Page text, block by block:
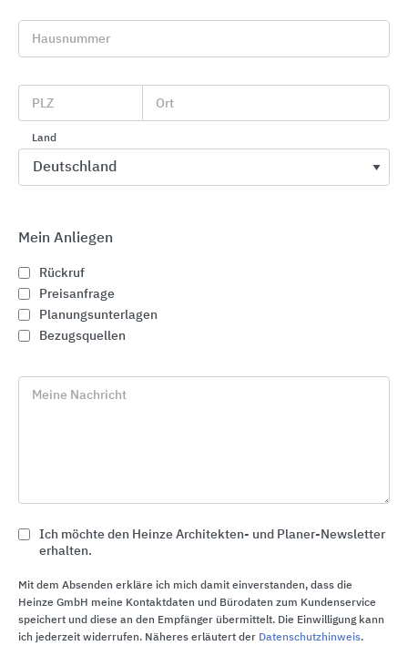
Hausnummer
PLZ Ort
Land
Mein Anliegen
Rückruf
Preisanfrage
Planungsunterlagen
Bezugsquellen
Meine Nachricht
Ich möchte den Heinze Architekten- und Planer-Newsletter
erhalten.
Mit dem Absenden erkläre ich mich damit einverstanden, dass die
Heinze GmbH meine Kontaktdaten und Bürodaten zum Kundenservice
speichert und diese an den Empfänger übermittelt. Die Einwilligung kann
ich jederzeit widerrufen. Näheres erläutert der Datenschutzhinweis.